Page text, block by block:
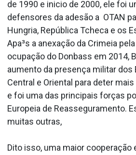
de 1990 e ini­cio de 2000, ele foi
defensores da adesão a OTAN
Hungria, República Tcheca e os
Apa³s a anexação da Crimeia
ocupação do Donbass em 2014,
aumento da presença militar dos
Central e Oriental para deter
e foi uma das principais forças
Europeia de Reasseguramento.
muitas outras,
Dito isso, uma maior cooperação